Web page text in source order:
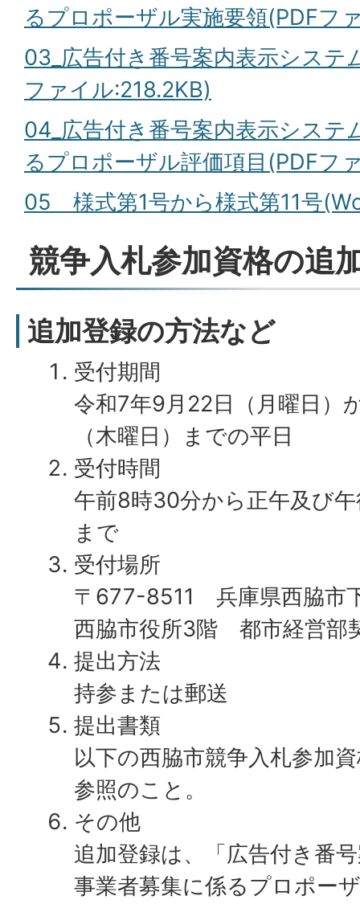
るプロポーザル実施要領(PDFフ
03_広告付き番号案内表示システ
ファイル:218.2KB)
04_広告付き番号案内表示システ
るプロポーザル評価項目(PDFフ
05＿様式第1号から様式第11号
競争入札参加資格の追
追加登録の方法など
受付期間
令和7年9月22日（月曜日）
（木曜日）までの平日
受付時間
午前8時30分から正午及び
まで
受付場所
〒677-8511 兵庫県西脇市
西脇市役所3階 都市経営部
提出方法
持参または郵送
提出書類
以下の西脇市競争入札参加
参照のこと。
その他
追加登録は、「広告付き番
事業者募集に係るプロポー